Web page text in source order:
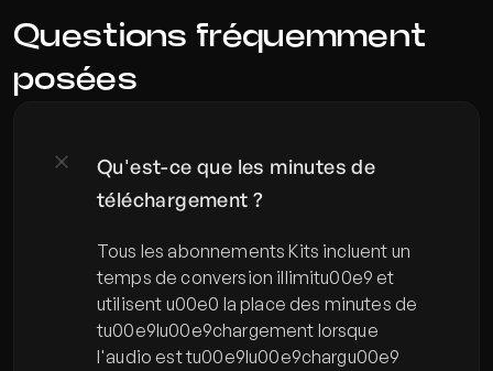
Questions fréquemment
posées
Qu'est-ce que les minutes de
téléchargement ?
Tous les abonnements Kits incluent un
temps de conversion illimitu00e9 et
utilisent u00e0 la place des minutes de
tu00e9lu00e9chargement lorsque
l'audio est tu00e9lu00e9chargu00e9